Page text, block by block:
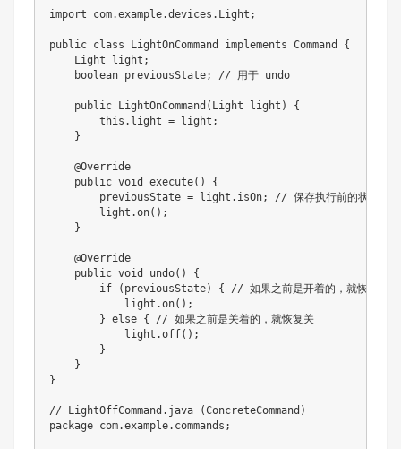
import com.example.devices . Light ;
public class LightOnCommand implements Command
{
Light light ;
boolean previousState; // 用于 undo
public LightOnCommand ( Light light )
{
this . light = light ;
}
@Override
public void execute( )
{
        previousState
= light . isOn;
// 保存执行前的状态
        light
.on( ) ;
}
@Override
public void undo( )
{
if
( previousState) {
// 如果之前是开着的，就恢复开
            light
.on( ) ;
} else {
// 如果之前是关着的，就恢复关
            light
.off( ) ;
}
}
}
// LightOffCommand.java (ConcreteCommand)
package com.example. commands ;